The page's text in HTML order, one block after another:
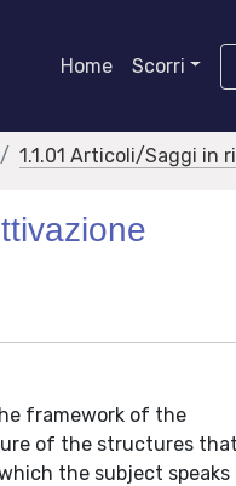
Home Scorri
1.1.01 Articoli/Saggi in
framework of the
of the structures that
the subject speaks